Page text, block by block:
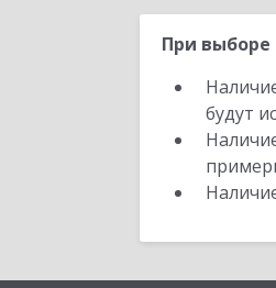
При
будут